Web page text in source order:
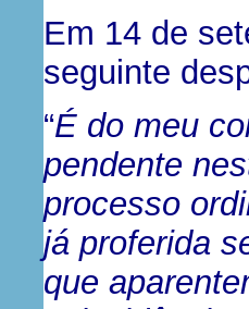
Em 14 de
seguinte
“É do meu
pendente
processo
já proferida
que